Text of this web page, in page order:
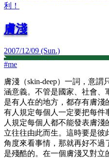
利！
膚淺
2007/12/09 (Sun.)
#me
膚淺（skin-deep）一詞，意
涵意義。不管是國家、社會、
是有人在的地方，都存有膚淺
有人規定每個人一定要把每件
人規定每個人都不能發表膚
立往往由此而生。這時要是彼
角度來看事情，那就再好不過
是殘酷的。在一個膚淺又對立